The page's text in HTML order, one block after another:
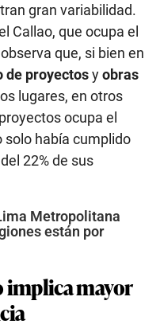
gran variabilidad.
Callao, que ocupa el
que, si bien en
de proyectosyobras
lugares, en otros
ocupa el
solo había cumplido
22% de sus
Metropolitana
están por
implica mayor